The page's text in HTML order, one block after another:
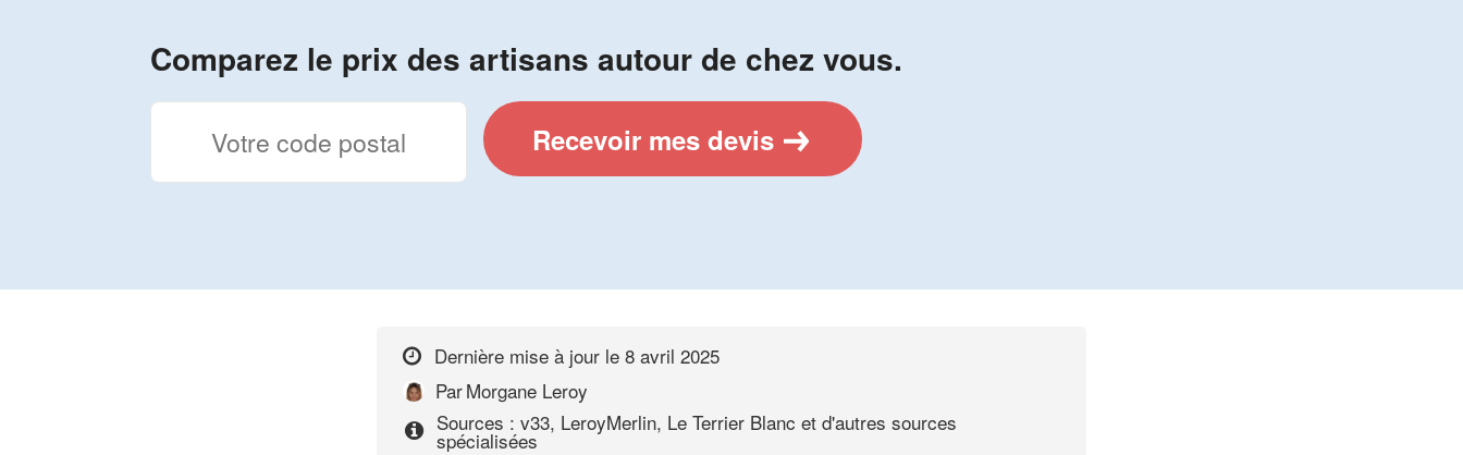
Comparez le prix des artisans autour de chez vous.
Recevoir mes devis
Dernière mise à jour le 8 avril 2025
ParMorgane Leroy
Sources : v33, LeroyMerlin, Le Terrier Blanc et d'autres sources
spécialisées